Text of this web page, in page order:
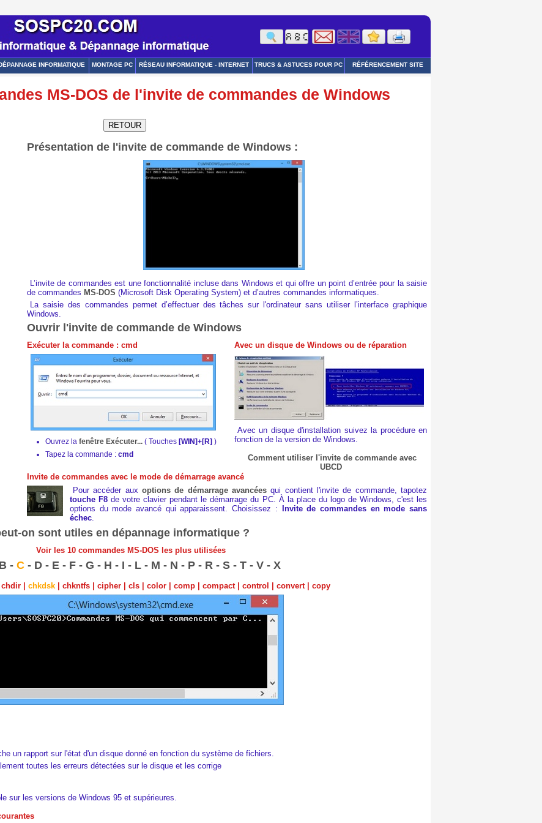
INFORMATIQUE MONTAGE PC RÉSEAU INFORMATIQUE - INTERNET TRUCS & ASTUCES POUR PC RÉFÉRENCEMENT SITE
MS-DOS de l'invite de commandes de Windows
Présentation de l'invite de commande de Windows :
L’invite de commandes est une fonctionnalité incluse dans Windows et qui offre un point d’entrée pour la saisie
de commandes MS-DOS (Microsoft Disk Operating System) et d’autres commandes informatiques.
La saisie des commandes permet d’effectuer des tâches sur l'ordinateur sans utiliser l’interface graphique
Windows.
Ouvrir l'invite de commande de Windows
Exécuter la commande : cmd
Ouvrez la fenêtre Exécuter... ( Touches [WIN]+[R] )
Tapez la commande : cmd
Avec un disque de Windows ou de réparation
Avec un disque d'installation suivez la procédure en
fonction de la version de Windows.
Comment utiliser l'invite de commande avec
UBCD
Invite de commandes avec le mode de démarrage avancé
Pour accéder aux options de démarrage avancées qui contient l'invite de commande, tapotez
touche F8 de votre clavier pendant le démarrage du PC. À la place du logo de Windows, c'est les
options du mode avancé qui apparaissent. Choisissez :
Invite de commandes en mode sans
échec.
on sont utiles en dépannage informatique ?
Voir les 10 commandes MS-DOS les plus utilisées
B- C- D- E- F- G - H - I - L- M - N - P- R- S- T- V- X
chdir| chkdsk| chkntfs| cipher| cls| color| comp| compact| control convert| copy
un rapport sur l'état d'un disque donné en fonction du système de fichiers.
toutes les erreurs détectées sur le disque et les corrige
sur les versions de Windows 95 et supérieures.